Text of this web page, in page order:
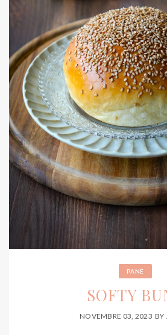
PANE
SOFTY
NOVEMBRE 03, 2023 BY